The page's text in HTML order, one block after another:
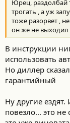
Юрец, раздолбай
трогать , а уж
тоже разорвет ,
он же не выходил
В инструкции
использовать
Но диллер
гарантийный
Ну другие ездят.
повезло... это не